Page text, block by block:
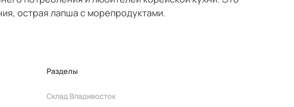
острая лапша с морепродуктами.
Разделы
Склад Владивосток